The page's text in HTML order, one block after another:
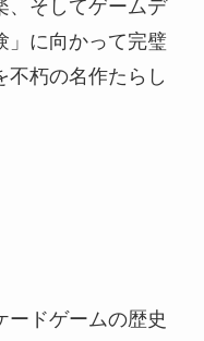
、そしてゲームデ
」に向かって完璧
不朽の名作たらし
ードゲームの歴史